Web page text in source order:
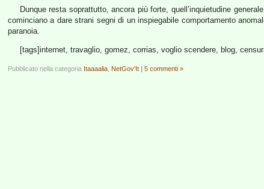
Dunque resta soprattutto, ancora più forte, quell’inquietudine
cominciano a dare strani segni di un inspiegabile comportamento
paranoia.
[tags]internet, travaglio, gomez, corrias, voglio scendere, blog,
Pubblicato nella categoria Itaaaalia NetGov'It | 5 commenti »